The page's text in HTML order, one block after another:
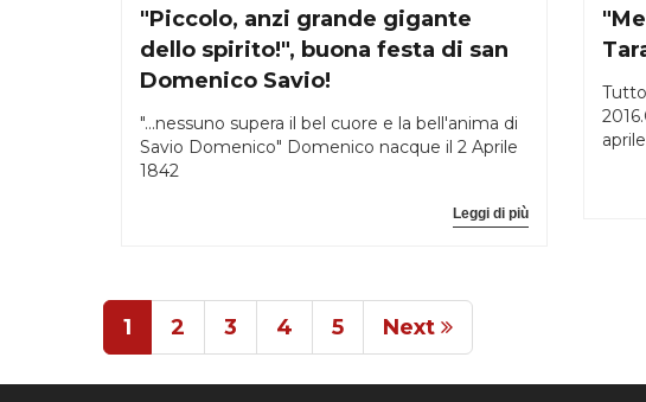
"Piccolo, anzi grande gigante
dello spirito!", buona festa di san
Domenico Savio!
"...nessuno supera il bel cuore e la bell'anima di
Savio Domenico" Domenico nacque il 2 Aprile
1842
Leggi di più
1 2 3 4 5 Next